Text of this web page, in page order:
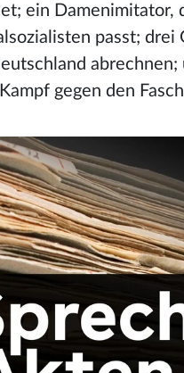
ein Damenimitator,
passt;
gegen den